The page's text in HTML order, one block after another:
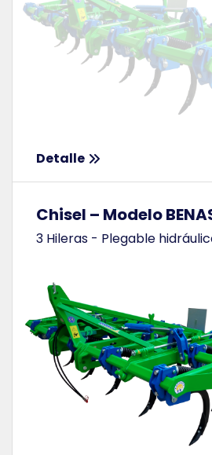
Detalle
Chisel – Modelo
3 Hileras - Plegable